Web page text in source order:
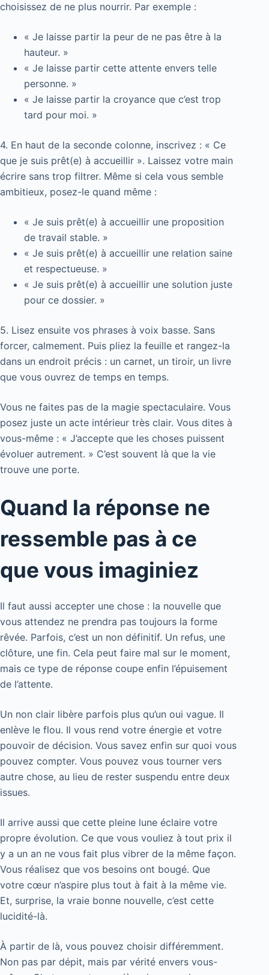
choisissez de ne plus nourrir. Par exemple :
« Je laisse partir la peur de ne pas être à la
hauteur. »
« Je laisse partir cette attente envers telle
personne. »
« Je laisse partir la croyance que c’est trop
tard pour moi. »
4. En haut de la seconde colonne, inscrivez : « Ce
que je suis prêt(e) à accueillir ». Laissez votre main
écrire sans trop filtrer. Même si cela vous semble
ambitieux, posez-le quand même :
« Je suis prêt(e) à accueillir une proposition
de travail stable. »
« Je suis prêt(e) à accueillir une relation saine
et respectueuse. »
« Je suis prêt(e) à accueillir une solution juste
pour ce dossier. »
5. Lisez ensuite vos phrases à voix basse. Sans
forcer, calmement. Puis pliez la feuille et rangez-la
dans un endroit précis : un carnet, un tiroir, un livre
que vous ouvrez de temps en temps.
Vous ne faites pas de la magie spectaculaire. Vous
posez juste un acte intérieur très clair. Vous dites à
vous-même : « J’accepte que les choses puissent
évoluer autrement. » C’est souvent là que la vie
trouve une porte.
Quand la réponse ne
ressemble pas à ce
que vous imaginiez
Il faut aussi accepter une chose : la nouvelle que
vous attendez ne prendra pas toujours la forme
rêvée. Parfois, c’est un non définitif. Un refus, une
clôture, une fin. Cela peut faire mal sur le moment,
mais ce type de réponse coupe enfin l’épuisement
de l’attente.
Un non clair libère parfois plus qu’un oui vague. Il
enlève le flou. Il vous rend votre énergie et votre
pouvoir de décision. Vous savez enfin sur quoi vous
pouvez compter. Vous pouvez vous tourner vers
autre chose, au lieu de rester suspendu entre deux
issues.
Il arrive aussi que cette pleine lune éclaire votre
propre évolution. Ce que vous vouliez à tout prix il
y a un an ne vous fait plus vibrer de la même façon.
Vous réalisez que vos besoins ont bougé. Que
votre cœur n’aspire plus tout à fait à la même vie.
Et, surprise, la vraie bonne nouvelle, c’est cette
lucidité-là.
À partir de là, vous pouvez choisir différemment.
Non pas par dépit, mais par vérité envers vous-